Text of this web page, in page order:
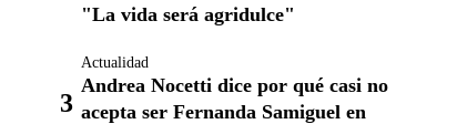
"La vida será agridulce"
Actualidad
Andrea Nocetti dice por qué casi no
acepta ser Fernanda Samiguel en